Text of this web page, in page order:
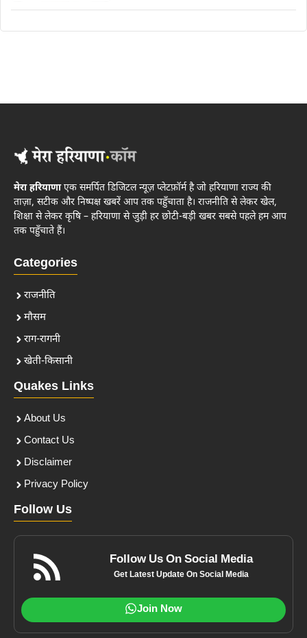
मेरा हरियाणाएक समर्पित डिजिटल न्यूज़ प्लेटफ़ॉर्म है जो हरियाणा राज्य की
ताज़ा, सटीक और निष्पक्ष खबरें आप तक पहुँचाता है। राजनीति से लेकर खेल,
शिक्षा से लेकर कृषि – हरियाणा से जुड़ी हर छोटी-बड़ी खबर सबसे पहले हम आप
तक पहुँचाते हैं।
Categories
राजनीति
मौसम
राग-रागनी
खेती-किसानी
Quakes Links
About Us
Contact Us
Disclaimer
Privacy Policy
Follow Us
Follow Us On Social Media
Get Latest Update On Social Media
Join Now